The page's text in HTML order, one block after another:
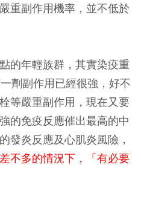
重副作用機率，並不低於
的年輕族群，其實染疫重
劑副作用已經很強，好不
等嚴重副作用，現在又要
的免疫反應催出最高的中
發炎反應及心肌炎風險，
不多的情況下，「有必要